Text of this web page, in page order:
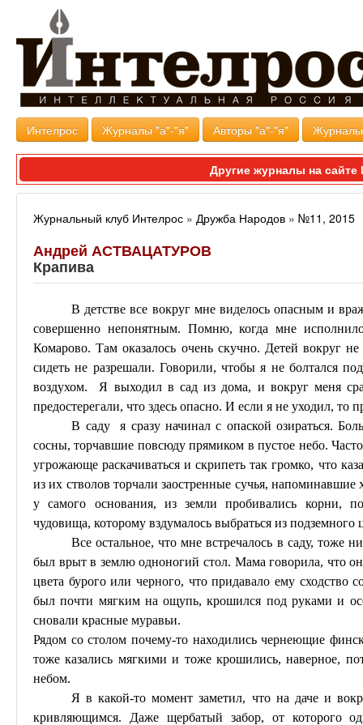
Интелрос Журналы "а"-"я" Авторы "а"-"я"
Другие журналы на
Журнальный клуб Интелрос » Дружба Народов » №11, 2015
Андрей АСТВАЦАТУРОВ
Крапива
В детстве все вокруг мне виделось опасным и
совершенно непонятным. Помню, когда мне
Комарово. Там оказалось очень скучно. Детей вокруг
сидеть не разрешали. Говорили, чтобы я не болтался
воздухом. Я выходил в сад из дома, и вокруг меня
предостерегали, что здесь опасно. И если я не уходил, то
В саду я сразу начинал с опаской озираться.
сосны, торчавшие повсюду прямиком в пустое небо.
угрожающе раскачиваться и скрипеть так громко, что
из их стволов торчали заостренные сучья,
у самого основания, из земли пробивались корни,
чудовища, которому вздумалось выбраться из подземного
Все остальное, что мне встречалось в саду, тоже
был врыт в землю одноногий стол. Мама говорила, что
цвета бурого или черного, что придавало ему сходство
был почти мягким на ощупь, крошился под руками и
сновали красные муравьи.
Рядом со столом почему-то находились чернеющие
тоже казались мягкими и тоже крошились, наверное,
небом.
Я в какой-то момент заметил, что на даче и
кривляющимся. Даже щербатый забор, от которого